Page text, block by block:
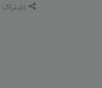
اشتراک: